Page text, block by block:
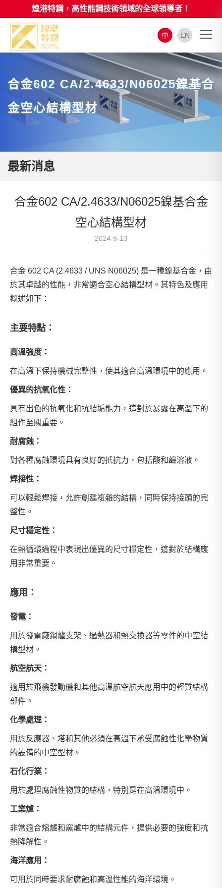
煌港特鋼，高性能鋼技術領域的全球領導者！
中 EN
合金602 CA/2.4633/N06025鎳基合
金空心結構型材
最新消息
合金602 CA/2.4633/N06025鎳基合金
空心結構型材
2024-9-13
合金 602 CA (2.4633 / UNS N06025) 是一種鎳基合金，由
於其卓越的性能，非常適合空心結構型材。其特色及應用
概述如下：
主要特點：
高溫強度：
在高溫下保持機械完整性，使其適合高溫環境中的應用。
優異的抗氧化性：
具有出色的抗氧化和抗結垢能力，這對於暴露在高溫下的
組件至關重要。
耐腐蝕：
對各種腐蝕環境具有良好的抵抗力，包括酸和鹼溶液。
焊接性：
可以輕鬆焊接，允許創建複雜的結構，同時保持接頭的完
整性。
尺寸穩定性：
在熱循環過程中表現出優異的尺寸穩定性，這對於結構應
用非常重要。
應用：
發電：
用於發電廠鍋爐支架、過熱器和熱交換器等零件的中空結
構型材。
航空航天：
適用於飛機發動機和其他高溫航空航天應用中的輕質結構
部件。
化學處理：
用於反應器、塔和其他必須在高溫下承受腐蝕性化學物質
的設備的中空型材。
石化行業：
用於處理腐蝕性物質的結構，特別是在高溫環境中。
工業爐：
非常適合熔爐和窯爐中的結構元件，提供必要的強度和抗
熱降解性。
海洋應用：
可用於同時要求耐腐蝕和高溫性能的海洋環境。